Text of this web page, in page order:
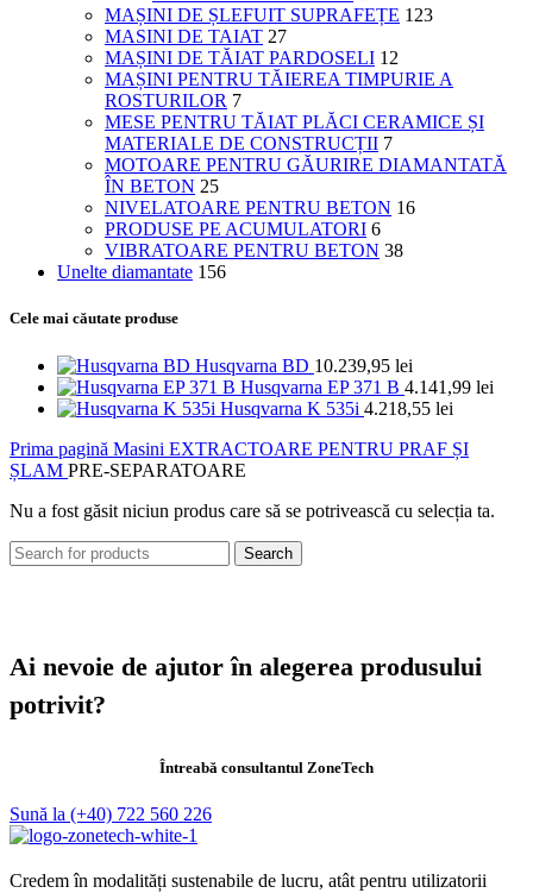
MAȘINI DE ȘLEFUIT SUPRAFEȚE 123
MASINI DE TAIAT 27
MAȘINI DE TĂIAT PARDOSELI 12
MAȘINI PENTRU TĂIEREA TIMPURIE A
ROSTURILOR 7
MESE PENTRU TĂIAT PLĂCI CERAMICE ȘI
MATERIALE DE CONSTRUCȚII 7
MOTOARE PENTRU GĂURIRE DIAMANTATĂ
ÎN BETON 25
NIVELATOARE PENTRU BETON 16
PRODUSE PE ACUMULATORI 6
VIBRATOARE PENTRU BETON 38
Unelte diamantate 156
Cele mai căutate produse
Husqvarna BD 10.239,95 lei
Husqvarna EP 371 B 4.141,99 lei
Husqvarna K 535i 4.218,55 lei
Prima pagină Masini EXTRACTOARE PENTRU PRAF ȘI
ȘLAM PRE-SEPARATOARE
Nu a fost găsit niciun produs care să se potrivească cu selecția ta.
Search
Ai nevoie de ajutor în alegerea produsului
potrivit?
Întreabă consultantul ZoneTech
Sună la (+40) 722 560 226
Credem în modalități sustenabile de lucru, atât pentru utilizatorii